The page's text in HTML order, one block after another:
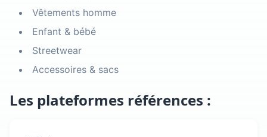
Vêtements homme
Enfant & bébé
Streetwear
Accessoires & sacs
Les plateformes références :